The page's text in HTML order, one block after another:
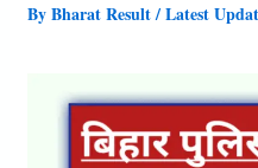
ByBharat Result/Latest